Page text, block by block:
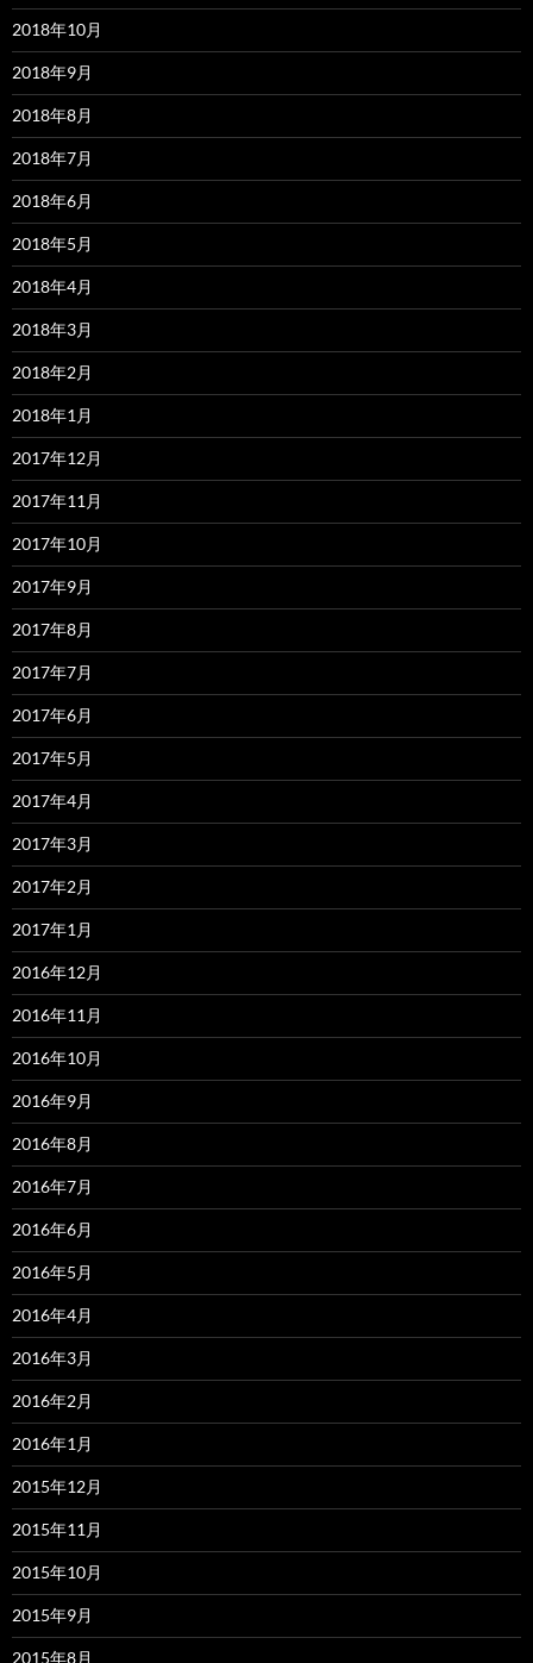
2018年10月
2018年9月
2018年8月
2018年7月
2018年6月
2018年5月
2018年4月
2018年3月
2018年2月
2018年1月
2017年12月
2017年11月
2017年10月
2017年9月
2017年8月
2017年7月
2017年6月
2017年5月
2017年4月
2017年3月
2017年2月
2017年1月
2016年12月
2016年11月
2016年10月
2016年9月
2016年8月
2016年7月
2016年6月
2016年5月
2016年4月
2016年3月
2016年2月
2016年1月
2015年12月
2015年11月
2015年10月
2015年9月
2015年8月